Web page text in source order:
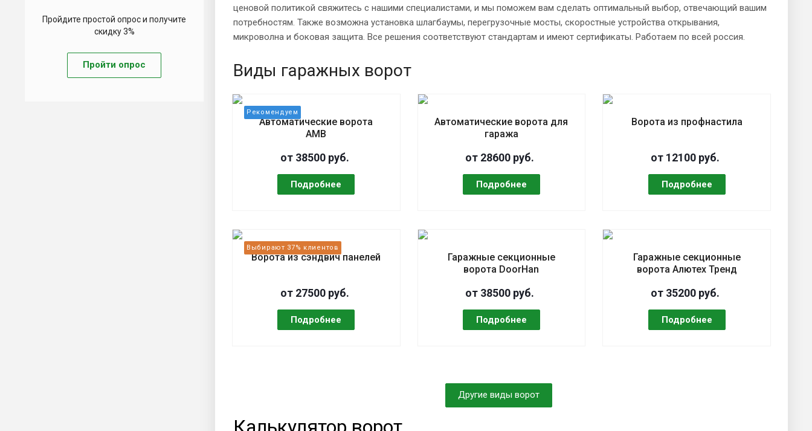
ценовой политикой свяжитесь с нашими специалистами, и мы поможем вам сделать оптимальный выбор, отвечающий вашим
потребностям. Также возможна установка шлагбаумы, перегрузочные мосты, скоростные устройства открывания,
микроволна и боковая защита. Все решения соответствуют стандартам и имеют сертификаты. Работаем по всей россия.
Виды гаражных ворот
Автоматические ворота
АМВ
от 38500 руб.
Автоматические ворота для
гаража
от 28600 руб.
Ворота из профнастила
от 12100 руб.
Ворота из сэндвич панелей
от 27500 руб.
Гаражные секционные
ворота DoorHan
от 38500 руб.
Гаражные секционные
ворота Алютех Тренд
от 35200 руб.
Другие виды ворот
Пройдите простой опрос и получите
скидку 3%
Пройти опрос